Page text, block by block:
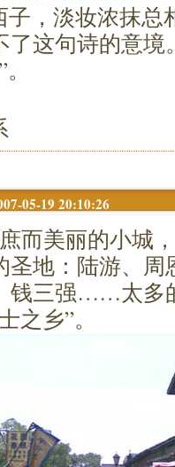
淡妆浓抹总
了这句诗的意
05-19 20:10:26
美丽的小城，
圣地：陆游、周
钱三强……太多
之乡”。